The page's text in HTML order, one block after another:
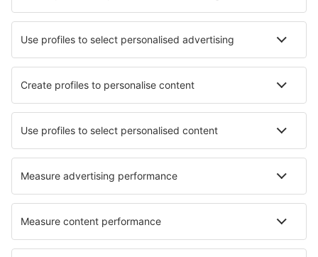
Cele mai bune locuri de cazare - orașe
Cazare în Wolvega Cazare în Stephanskirchen
Cazare în Suce-sur-Erdre Cazare în Pomaia
Cazare în Fox Glacier Cazare în Arraba
Cele mai bune locuri de cazare - regiuni
Cazare in Costa del Azahar Cazare in Costa del Sol